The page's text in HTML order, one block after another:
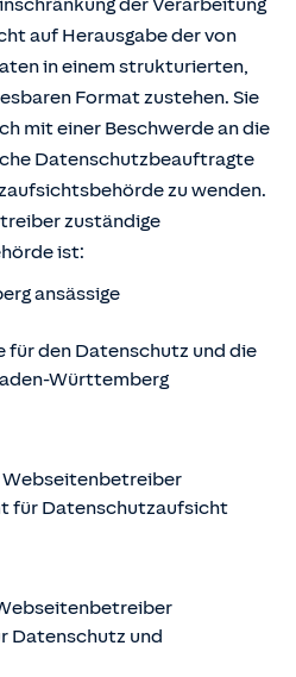
der Verarbeitung
auf Herausgabe der von
in einem strukturierten,
Format zustehen. Sie
mit einer Beschwerde an die
Datenschutzbeauftragte
zu wenden.
zuständige
ist:
ansässige
für den Datenschutz und die
Württemberg
Webseitenbetreiber
für Datenschutzaufsicht
Datenschutz und